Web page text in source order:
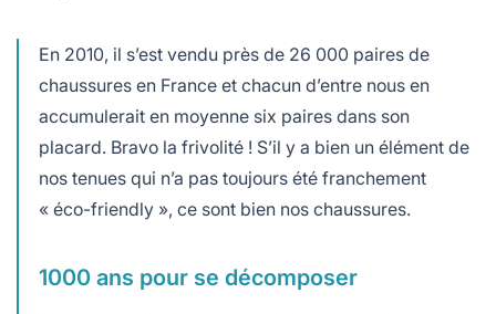
En 2010, il s’est vendu près de 26 000 paires de
chaussures en France et chacun d’entre nous en
accumulerait en moyenne six paires dans son
placard. Bravo la frivolité ! S’il y a bien un élément de
nos tenues qui n’a pas toujours été franchement
« éco-friendly », ce sont bien nos chaussures.
1000 ans pour se décomposer